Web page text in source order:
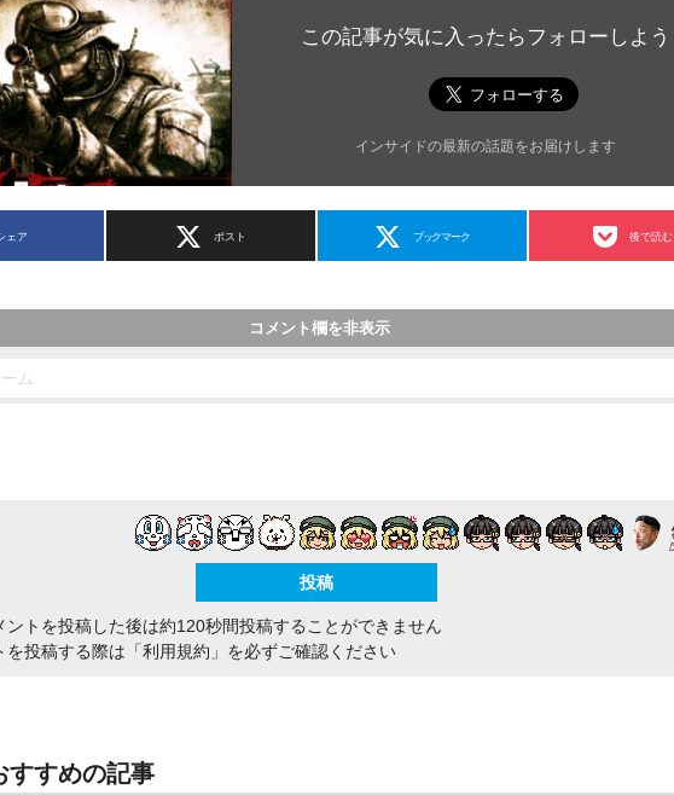
この記事が気に入ったらフォローしよう
インサイドの最新の話題をお届けします
ェア ポスト ブックマーク 後で読む
コメント欄を非表示
トを投稿した後は約120秒間投稿することができません
投稿する際は 「利用規約」 を必ずご確認ください
すすめの記事